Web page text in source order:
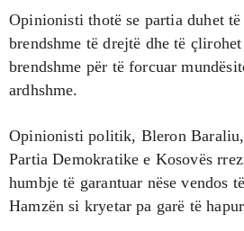
Opinionisti thotë se partia duhet të
brendshme të drejtë dhe të
brendshme për të forcuar
ardhshme.
Opinionisti politik, Bleron Baraliu,
Partia Demokratike e Kosovës
humbje të garantuar nëse vendos
Hamzën si kryetar pa garë të